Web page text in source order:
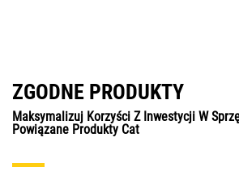
ZGODNE PRODUKTY
Maksymalizuj Korzyści Z Inwestycji W
Powiązane Produkty Cat